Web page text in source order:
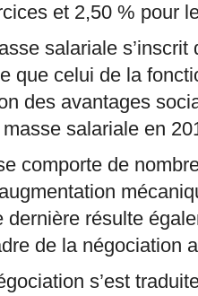
et 2,50 % pour
salariale
que celui de la
des avantages
salariale en
comporte de
dernière résulte
de la négociation
s’est